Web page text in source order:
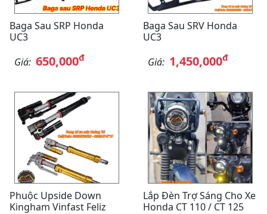
Baga Sau SRP Honda
UC3
Giá: 650,000đ
Baga Sau SRV Honda
UC3
Giá: 1,450,000đ
Phuộc Upside Down
Kingham Vinfast Feliz
Lắp Đèn Trợ Sáng Cho Xe
Honda CT 110 / CT 125